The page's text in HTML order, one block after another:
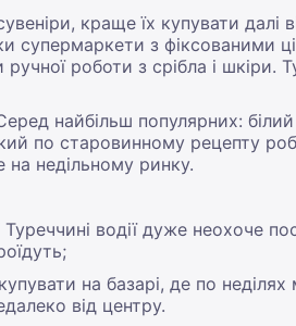
краще їх купувати
супермаркети з фіксованими
роботи з срібла і шкіри.
найбільш популярних:
по старовинному рецепту
недільному ринку.
водії дуже неохоче
на базарі, де по
від центру.